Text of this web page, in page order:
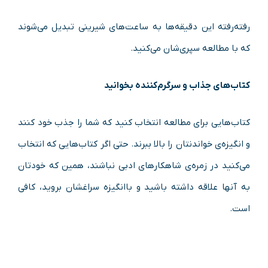
رفته‌رفته این دقیقه‌ها به ساعت‌های شیرینی تبدیل می‌شوند
که با مطالعه سپری‌شان می‌کنید.
کتاب‌های جذاب و سرگرم‌کننده بخوانید
کتاب‌هایی برای مطالعه انتخاب کنید که شما را جذب خود کنند
و انگیزه‌ی خواندنتان را بالا ببرند. حتی اگر کتاب‌هایی که انتخاب
می‌کنید در زمره‌ی شاهکارهای ادبی نباشند، همین که خودتان
به آنها علاقه داشته باشید و باانگیزه‌ سراغشان بروید، کافی
است.